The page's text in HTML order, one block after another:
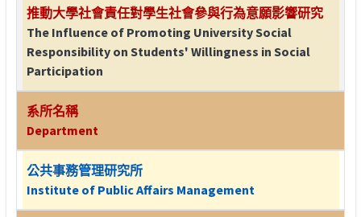
推動大學社會責任對學生社會參與行為意願影響研究
The Influence of Promoting University Social
Responsibility on Students' Willingness in Social
Participation
系所名稱
Department
公共事務管理研究所
Institute of Public Affairs Management